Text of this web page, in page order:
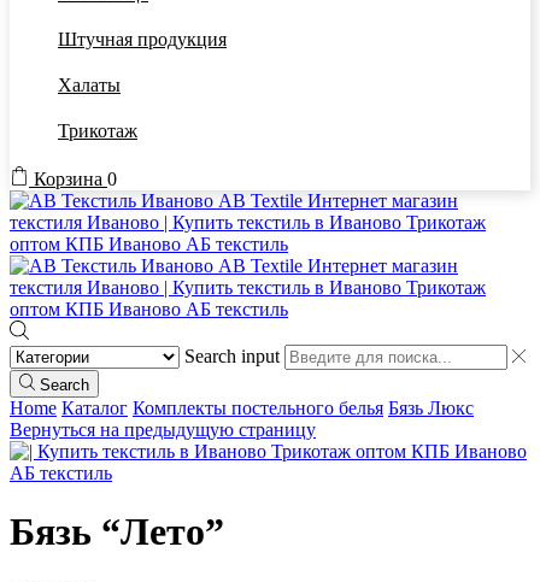
Штучная продукция
Халаты
Трикотаж
Корзина 0
Search input
Search
Home Каталог Комплекты постельного белья Бязь Люкс
Вернуться на предыдущую страницу
Бязь “Лето”